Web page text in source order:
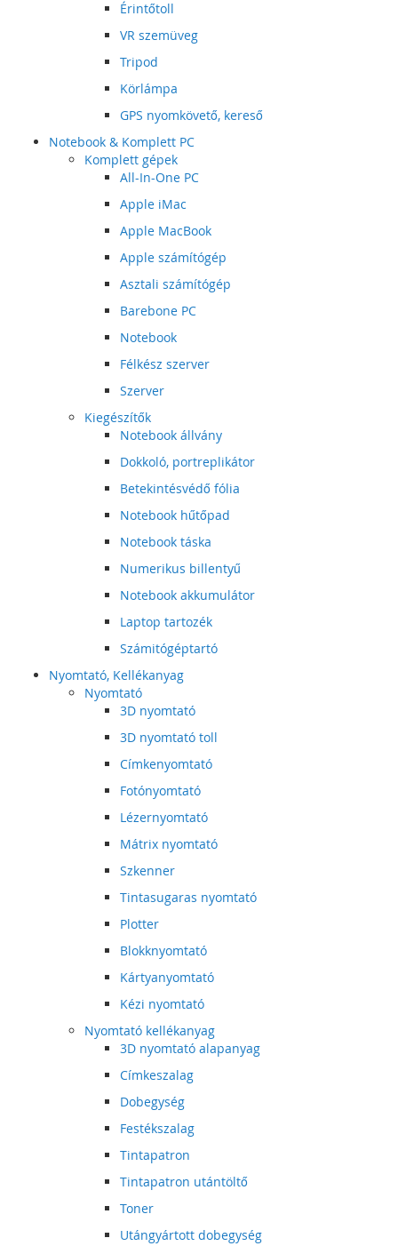
Érintőtoll
VR szemüveg
Tripod
Körlámpa
GPS nyomkövető, kereső
Notebook & Komplett PC
Komplett gépek
All-In-One PC
Apple iMac
Apple MacBook
Apple számítógép
Asztali számítógép
Barebone PC
Notebook
Félkész szerver
Szerver
Kiegészítők
Notebook állvány
Dokkoló, portreplikátor
Betekintésvédő fólia
Notebook hűtőpad
Notebook táska
Numerikus billentyű
Notebook akkumulátor
Laptop tartozék
Számitógéptartó
Nyomtató, Kellékanyag
Nyomtató
3D nyomtató
3D nyomtató toll
Címkenyomtató
Fotónyomtató
Lézernyomtató
Mátrix nyomtató
Szkenner
Tintasugaras nyomtató
Plotter
Blokknyomtató
Kártyanyomtató
Kézi nyomtató
Nyomtató kellékanyag
3D nyomtató alapanyag
Címkeszalag
Dobegység
Festékszalag
Tintapatron
Tintapatron utántöltő
Toner
Utángyártott dobegység